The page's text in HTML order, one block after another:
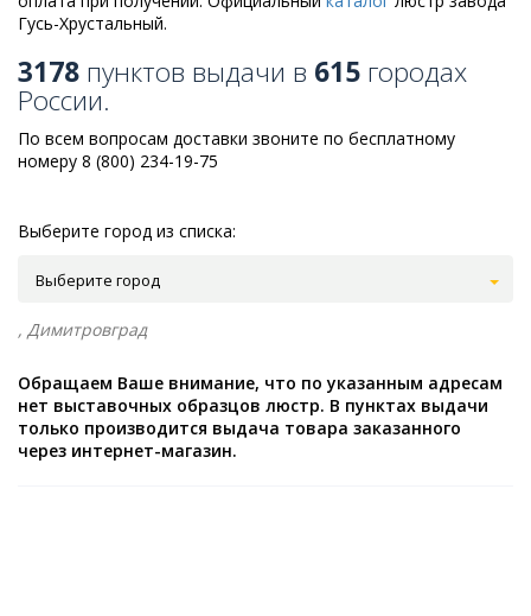
Гусь-Хрустальный.
3178 пунктов выдачи в 615 городах
России.
По всем вопросам доставки звоните по бесплатному
номеру 8 (800) 234-19-75
Выберите город из списка:
Выберите город
, Димитровград
Обращаем Ваше внимание, что по указанным адресам
нет выставочных образцов люстр. В пунктах выдачи
только производится выдача товара заказанного
через интернет-магазин.